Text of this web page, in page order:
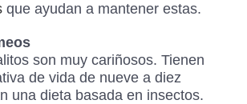
que ayudan a mantener estas.
son muy cariñosos. Tienen
de vida de nueve a diez
una dieta basada en insectos.